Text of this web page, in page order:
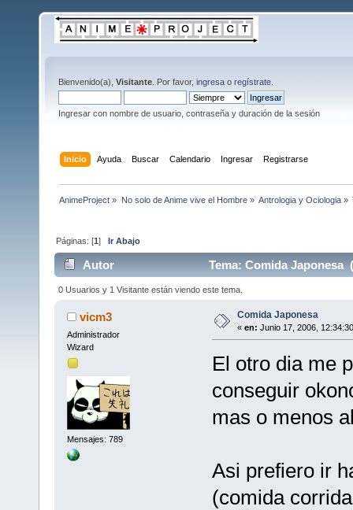
Bienvenido(a), Visitante . Por favor, ingresa o regístrate
Ingresar con nombre de usuario, contraseña y duración de la sesión
Inicio Ayuda Buscar Calendario Ingresar Registrarse
AnimeProject » No solo de Anime vive el Hombre» Antrologia y Ociologia»
Páginas: [1]Ir Abajo
Autor Tema: Comida Japonesa
0 Usuarios y 1 Visitante están viendo este tema.
vicm3
Administrador
Wizard
Mensajes: 789
Comida Japonesa
« en: Junio 17, 2006,
El otro dia me
conseguir
mas o menos
Asi prefiero ir
(comida